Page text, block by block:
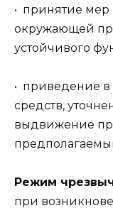
• принятие мер
окружающей
устойчивого
• приведение в
средств,
выдвижение
Режим
при